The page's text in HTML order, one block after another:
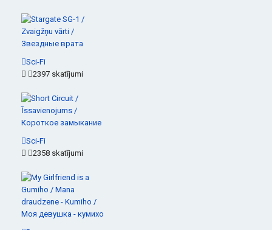
Sci-Fi
2397 skatījumi
Sci-Fi
2358 skatījumi